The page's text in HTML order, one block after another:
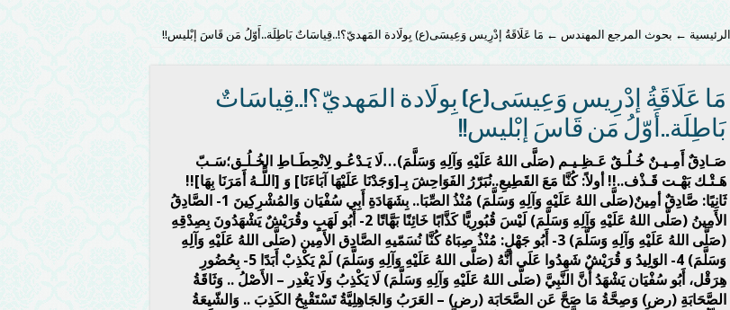
الرئيسية ← بحوث المرجع المهندس ← مَا عَلَاقَةُ إدْرِيس وَعِيسَى(ع) بِولَادة المَهديّ؟!..قِياسَاتٌ بَاطِلَة..أَوّلُ مَن قَاسَ إبْليس!!
مَا عَلَاقَةُ إدْرِيس وَعِيسَى(ع) بِولَادة المَهديّ؟!..قِياسَاتٌ
بَاطِلَة..أَوّلُ مَن قَاسَ إبْليس!!
صَـادِقٌ أَمِـيـنٌ خُـلُـقٌ عَـظِـيـم (صَلَّى اللهُ عَلَيْهِ وَآلِهِ وَسَلَّمَ)…لَا يَـدْعُـو لِانْحِطَـاطِ الخُـلُـق؛سَـبّ
هَـتْـك بَهْـت قَـذْف..!! أولاً: كُنَّا مَعَ القَطِيعِ..نُبَرّرُ الفَوَاحِشَ بِـ[وَجَدْنَا عَلَيْهَا آبَاءَنَا] وَ [اللًّـهُ أَمَرَنَا بِهَا]!!
ثَانِيًا: صَّادِقٌ أمِينٌ(صَلَّى اللهُ عَلَيْهِ وَآلِهِ وَسَلَّمَ) مُنْذُ الصِّبَا.. بِشَهَادَةِ أَبِي سُفْيَان وَالمُشْرِكِينَ 1- الصَّادِقُ
الأَمِينُ (صَلَّى اللهُ عَلَيْهِ وَآلِهِ وَسَلَّمَ) لَيْسَ قُبُورِيًّا كَذَّابًا خَائِنًا بَهَّاتًا 2- أَبُو لَهَبٍ وقُرَيْشٌ يَشْهَدُونَ بِصِدْقِهِ
(صَلَّى اللهُ عَلَيْهِ وَآلِهِ وَسَلَّمَ) 3- أَبُو جَهْلٍ: مُنْذُ صِبَاهُ كُنَّا نُسَمّيهِ الصَّادِق الأَمِين (صَلَّى اللهُ عَلَيْهِ وَآلِهِ
وَسَلَّمَ) 4- الوَلِيدُ وَ قُرَيْشٌ شَهِدُوا عَلَى أنَّهُ (صَلَّى اللهُ عَلَيْهِ وَآلِهِ وَسَلَّمَ) لَمْ يَكْذِبْ أَبَدًا 5- بِحُضُورِ
هِرَقْل، أَبُو سُفْيَان يَشْهَدُ أَنَّ النَّبِيَّ (صَلَّى اللهُ عَلَيْهِ وَآلِهِ وَسَلَّمَ) لَا يَكْذِبُ وَلَا يَغْدِر – الأَصْلُ .. وَثَاقَةُ
الصَّحَابَةِ (رض) وَصِحَّةُ مَا صَحَّ عَن الصَّحَابَة (رض) – العَرَبُ وَالجَاهِلِيَّةُ تَسْتَقْبِحُ الكَذِبَ .. وَالشّيعَةُ